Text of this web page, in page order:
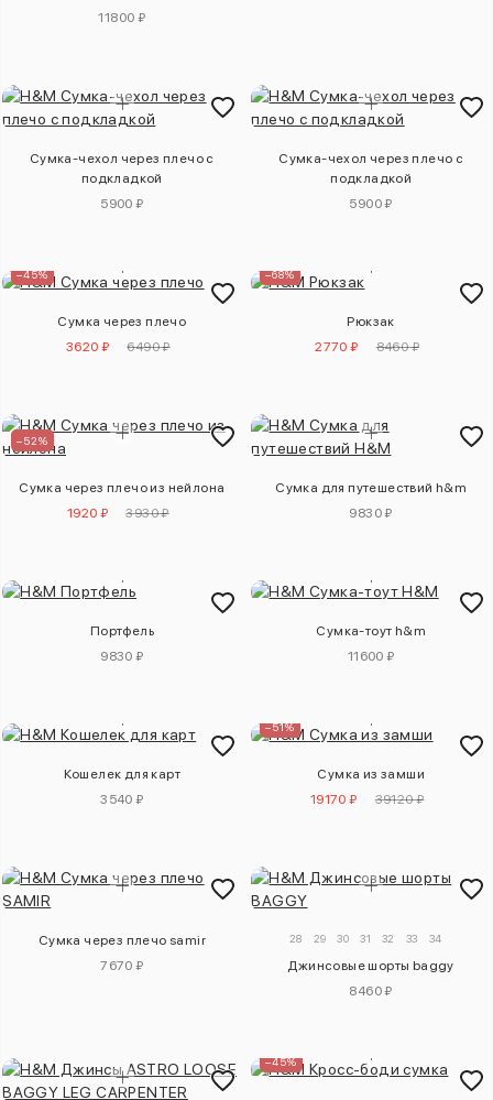
11800 ₽
Сумка-чехол через плечо с
подкладкой
5900 ₽
Сумка-чехол через плечо с
подкладкой
5900 ₽
–45%
Сумка через плечо
3620 ₽
6490 ₽
–68%
Рюкзак
2770 ₽
8460 ₽
–52%
Сумка через плечо из нейлона
1920 ₽
3930 ₽
Сумка для путешествий h&m
9830 ₽
Портфель
9830 ₽
Сумка-тоут h&m
11600 ₽
Кошелек для карт
3540 ₽
–51%
Сумка из замши
19170 ₽
39120 ₽
Сумка через плечо samir
7670 ₽
28 29 30 31 32 33 34
Джинсовые шорты baggy
8460 ₽
–45%